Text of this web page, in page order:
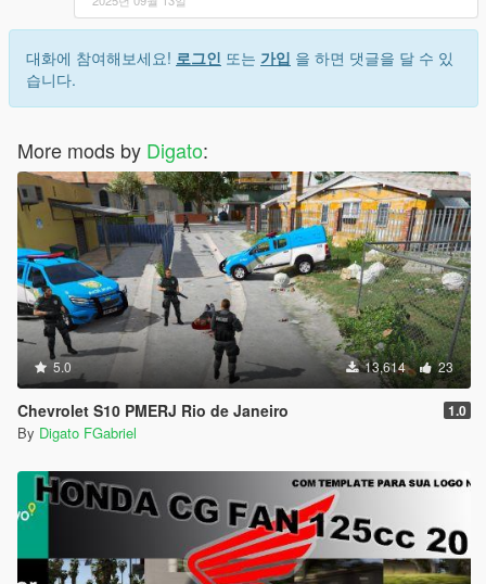
대화에 참여해보세요! 로그인 또는 가입 을 하면 댓글을 달 수 있
습니다.
More mods by Digato:
5.0 13,614 23
Chevrolet S10 PMERJ Rio de Janeiro 1.0
By Digato FGabriel